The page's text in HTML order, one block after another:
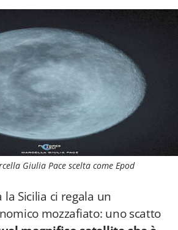
Giulia Pace scelta come Epod
Sicilia ci regala un
mozzafiato: uno scatto